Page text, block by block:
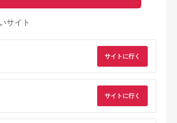
サイト
サイトに行く
サイトに行く